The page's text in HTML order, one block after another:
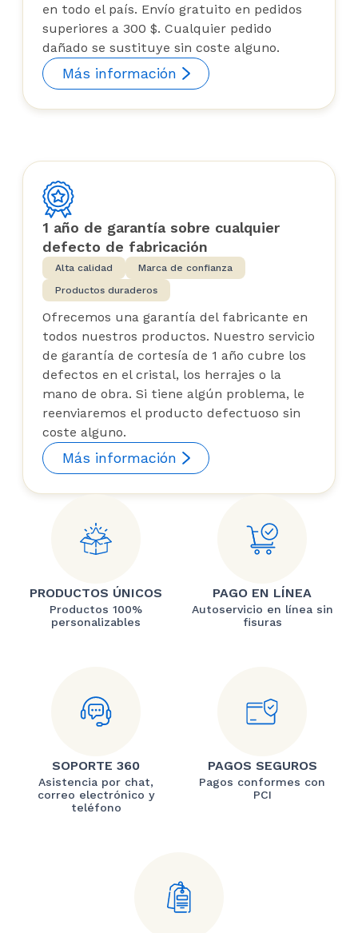
en todo el país. Envío gratuito en pedidos
superiores a 300 $. Cualquier pedido
dañado se sustituye sin coste alguno.
Más información
1 año de garantía sobre cualquier
defecto de fabricación
Alta calidad
Marca de confianza
Productos duraderos
Ofrecemos una garantía del fabricante en
todos nuestros productos. Nuestro servicio
de garantía de cortesía de 1 año cubre los
defectos en el cristal, los herrajes o la
mano de obra. Si tiene algún problema, le
reenviaremos el producto defectuoso sin
coste alguno.
Más información
PRODUCTOS ÚNICOS
Productos 100%
personalizables
PAGO EN LÍNEA
Autoservicio en línea sin
fisuras
SOPORTE 360
Asistencia por chat,
correo electrónico y
teléfono
PAGOS SEGUROS
Pagos conformes con
PCI